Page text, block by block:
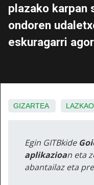
plazako karpan
ondoren
eskuragarri
GIZARTEA LAZKAO
Egin GITBkide
aplikazioan eta
abantailaz eta